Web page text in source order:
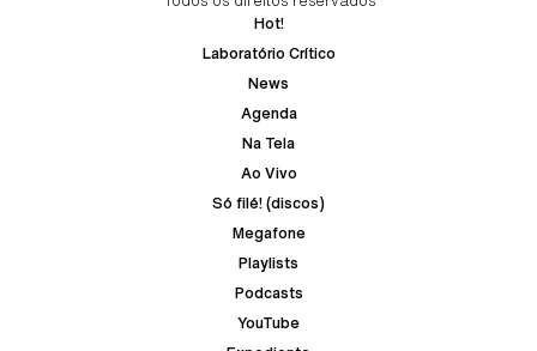
Hot!
Laboratório Crítico
News
Agenda
Na Tela
Ao Vivo
Só filé! (discos)
Megafone
Playlists
Podcasts
YouTube